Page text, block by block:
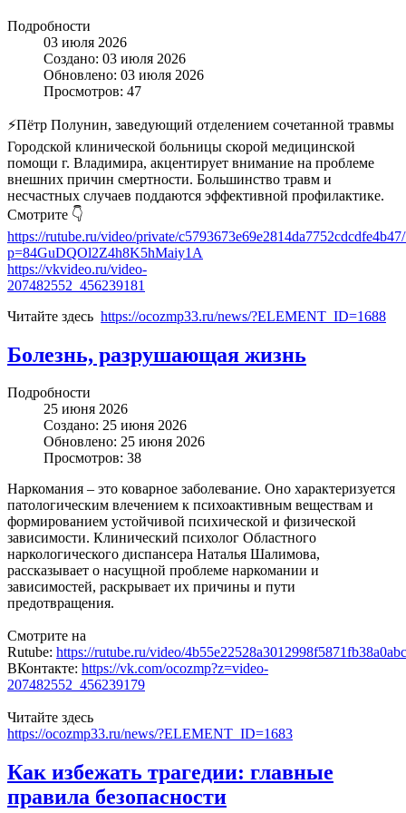
Подробности
03 июля 2026
Создано: 03 июля 2026
Обновлено: 03 июля 2026
Просмотров: 47
⚡️Пётр Полунин, заведующий отделением сочетанной травмы
Городской клинической больницы скорой медицинской
помощи г. Владимира, акцентирует внимание на проблеме
внешних причин смертности. Большинство травм и
несчастных случаев поддаются эффективной профилактике.
Смотрите 👇
https://rutube.ru/video/private/
p=84GuDQOl2Z4h8K5hMaiy1A
https://vkvideo.ru/video-
207482552_456239181
Читайте здесь https://ocozmp33.ru/news/?ELEMENT_ID=1688
Болезнь, разрушающая жизнь
Подробности
25 июня 2026
Создано: 25 июня 2026
Обновлено: 25 июня 2026
Просмотров: 38
Наркомания – это коварное заболевание. Оно характеризуется
патологическим влечением к психоактивным веществам и
формированием устойчивой психической и физической
зависимости. Клинический психолог Областного
наркологического диспансера Наталья Шалимова,
рассказывает о насущной проблеме наркомании и
зависимостей, раскрывает их причины и пути
предотвращения.
Смотрите на
Rutube: https://rutube.ru/video/
ВКонтакте: https://vk.com/ocozmp?z=video-
207482552_456239179
Читайте здесь
https://ocozmp33.ru/news/?ELEMENT_ID=1683
Как избежать трагедии: главные
правила безопасности